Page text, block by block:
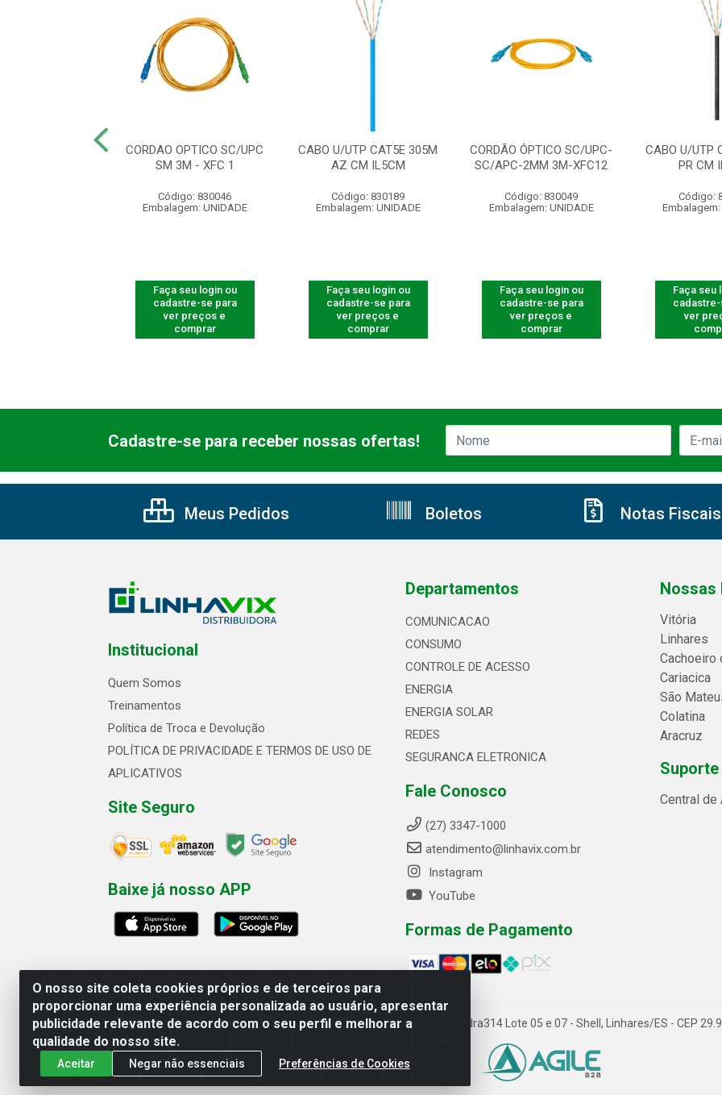
CORDAO OPTICO SC/UPC
SM 3M - XFC 1
Código: 830046
Embalagem: UNIDADE
Faça seu login ou
cadastre-se para
ver preços e
comprar
CABO U/UTP CAT5E 305M
AZ CM IL5CM
Código: 830189
Embalagem: UNIDADE
Faça seu login ou
cadastre-se para
ver preços e
comprar
CORDÃO ÓPTICO SC/UPC-
SC/APC-2MM 3M-XFC12
Código: 830049
Embalagem: UNIDADE
Faça seu login ou
cadastre-se para
ver preços e
comprar
CABO U/UTP
PR CM
Código:
Embalagem:
Faça seu
ver
O nosso site coleta cookies próprios e de terceiros para
proporcionar uma experiência personalizada ao usuário, apresentar
publicidade relevante de acordo com o seu perfil e melhorar a
qualidade do nosso site.
Aceitar Negar não essenciais Preferências de Cookies
Cadastre-se para receber nossas ofertas!
Meus Pedidos Boletos Notas Fiscais
Institucional
Quem Somos
Treinamentos
Política de Troca e Devolução
POLÍTICA DE PRIVACIDADE E TERMOS DE USO DE
APLICATIVOS
Site Seguro
Baixe já nosso APP
Departamentos
COMUNICACAO
CONSUMO
CONTROLE DE ACESSO
ENERGIA
ENERGIA SOLAR
REDES
SEGURANCA ELETRONICA
Fale Conosco
(27) 3347-1000
atendimento@linhavix.com.br
Instagram
YouTube
Formas de Pagamento
Nossas
Vitória
Linhares
Cachoeiro
Cariacica
São
Colatina
Aracruz
Central de
Linhavix Distribuidora LTDA - Avenida Alegre, 2521 - Quadra314 Lote 05 e 07 - Shell, Linhares/ES - CEP